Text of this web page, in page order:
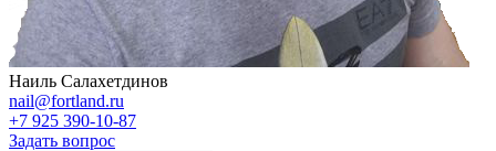
Наиль Салахетдинов
nail@fortland.ru
+7 925 390-10-87
Задать вопрос